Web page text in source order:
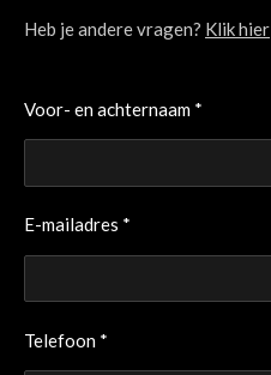
Heb je andere vragen? Klik hier
Voor- en achternaam *
E-mailadres *
Telefoon *